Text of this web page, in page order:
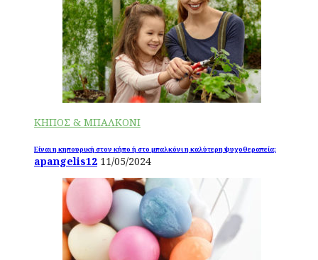
ΚΗΠΟΣ & ΜΠΑΛΚΟΝΙ
Είναι η κηπουρική στον κήπο ή στο μπαλκόνι η καλύτερη ψυχοθεραπεία;
apangelis12 11/05/2024